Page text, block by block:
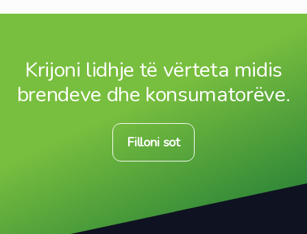
Krijoni lidhje të vërteta midis
brendeve dhe konsumatorëve.
Filloni sot